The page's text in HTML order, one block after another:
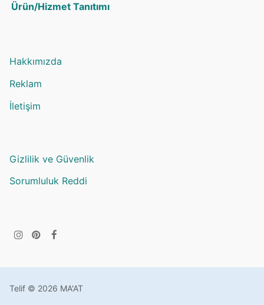
Ürün/Hizmet Tanıtımı
Hakkımızda
Reklam
İletişim
Gizlilik ve Güvenlik
Sorumluluk Reddi
Telif © 2026 MA'AT